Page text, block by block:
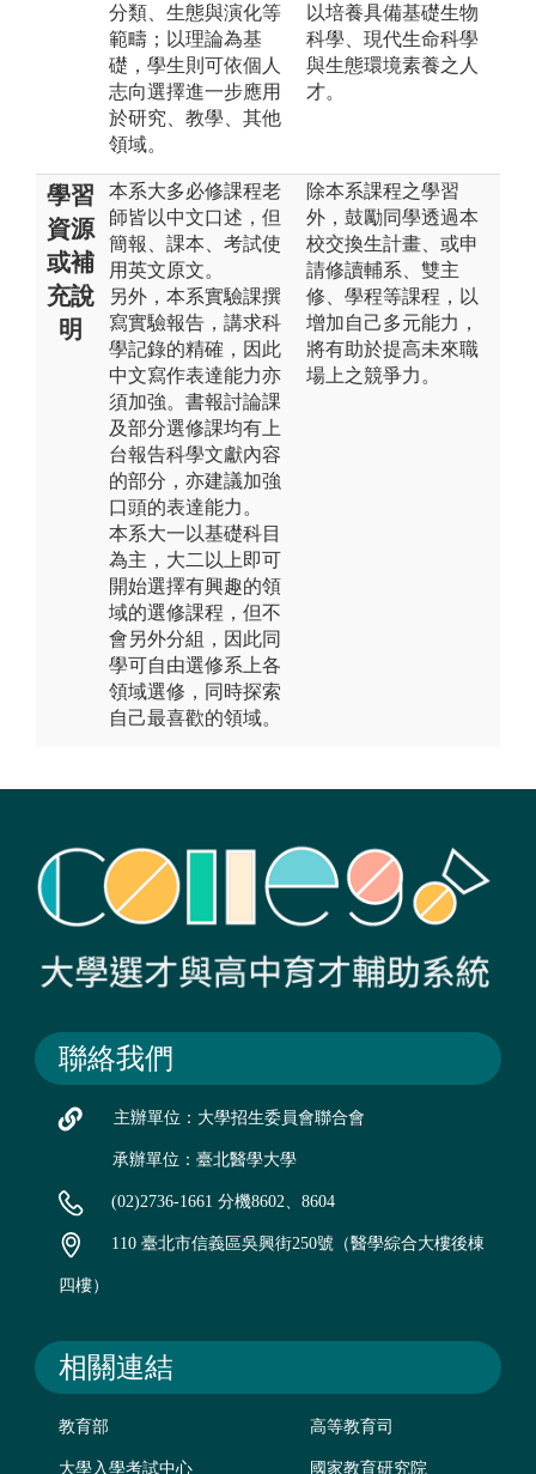
分類、生態與演化等
範疇；以理論為基
礎，學生則可依個人
志向選擇進一步應用
於研究、教學、其他
領域。
以培養具備基礎生物
科學、現代生命科學
與生態環境素養之人
才。
學習
資源
或補
充說
明
本系大多必修課程老
師皆以中文口述，但
簡報、課本、考試使
用英文原文。
另外，本系實驗課撰
寫實驗報告，講求科
學記錄的精確，因此
中文寫作表達能力亦
須加強。書報討論課
及部分選修課均有上
台報告科學文獻內容
的部分，亦建議加強
口頭的表達能力。
本系大一以基礎科目
為主，大二以上即可
開始選擇有興趣的領
域的選修課程，但不
會另外分組，因此同
學可自由選修系上各
領域選修，同時探索
自己最喜歡的領域。
除本系課程之學習
外，鼓勵同學透過本
校交換生計畫、或申
請修讀輔系、雙主
修、學程等課程，以
增加自己多元能力，
將有助於提高未來職
場上之競爭力。
聯絡我們
主辦單位：大學招生委員會聯合會
承辦單位：臺北醫學大學
(02)2736-1661 分機8602、8604
110 臺北市信義區吳興街250號（醫學綜合大樓後棟
四樓）
相關連結
教育部 高等教育司
大學入學考試中心 國家教育研究院